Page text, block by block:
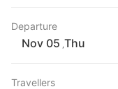
Departure
Thu
Travellers